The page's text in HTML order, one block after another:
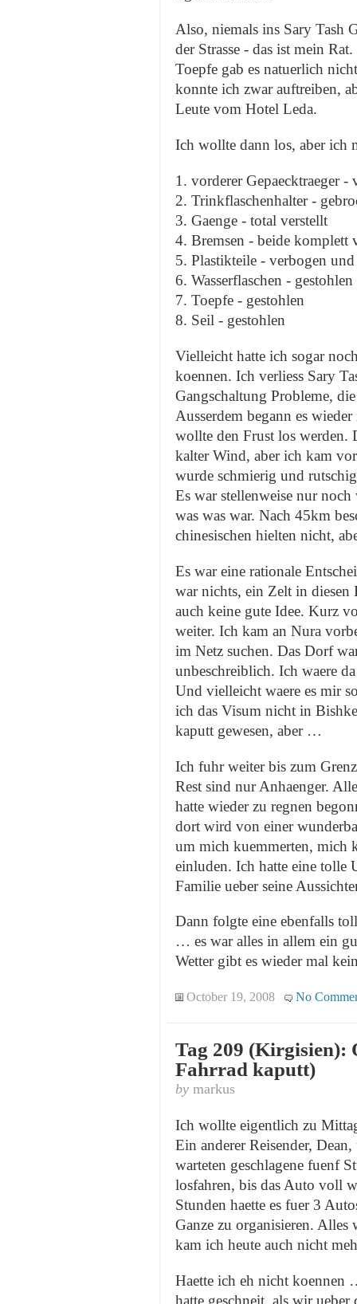
Also, niemals ins Sary Tash
der Strasse - das ist mein
Toepfe gab es natuerlich
konnte ich zwar auftreiben,
Leute vom Hotel Leda.
Ich wollte dann los, aber ich
1. vorderer Gepaecktraeger -
2. Trinkflaschenhalter -
3. Gaenge - total verstellt
4. Bremsen - beide komplett
5. Plastikteile - verbogen und
6. Wasserflaschen - gestohlen
7. Toepfe - gestohlen
8. Seil - gestohlen
Vielleicht hatte ich sogar
koennen. Ich verliess Sary
Gangschaltung Probleme,
Ausserdem begann es
wollte den Frust los werden.
kalter Wind, aber ich kam
wurde schmierig und
Es war stellenweise nur
was was war. Nach 45km
chinesischen hielten nicht,
Es war eine rationale
war nichts, ein Zelt in diesen
auch keine gute Idee. Kurz
weiter. Ich kam an Nura
im Netz suchen. Das Dorf
unbeschreiblich. Ich waere
Und vielleicht waere es mir
ich das Visum nicht in
kaputt gewesen, aber …
Ich fuhr weiter bis zum
Rest sind nur Anhaenger.
hatte wieder zu regnen
dort wird von einer
um mich kuemmerten, mich
einluden. Ich hatte eine tolle
Familie ueber seine
Dann folgte eine ebenfalls
… es war alles in allem ein
Wetter gibt es wieder mal
October 19, 2008 No
Tag 209 (Kirgisien):
Fahrrad kaputt)
by markus
Ich wollte eigentlich zu
Ein anderer Reisender,
warteten geschlagene fuenf
losfahren, bis das Auto voll
Stunden haette es fuer 3
Ganze zu organisieren.
kam ich heute auch nicht
Haette ich eh nicht koennen